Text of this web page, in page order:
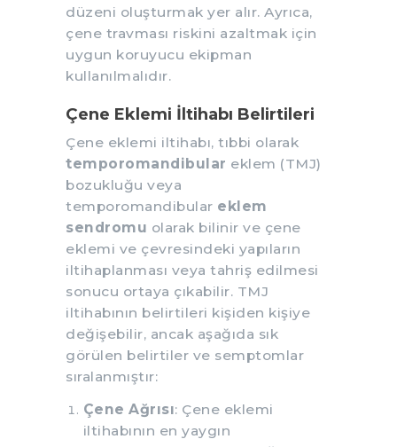
düzeni oluşturmak yer alır. Ayrıca,
çene travması riskini azaltmak için
uygun koruyucu ekipman
kullanılmalıdır.
Çene Eklemi İltihabı Belirtileri
Çene eklemi iltihabı, tıbbi olarak
temporomandibular eklem (TMJ)
bozukluğu veya
temporomandibular eklem
sendromu olarak bilinir ve çene
eklemi ve çevresindeki yapıların
iltihaplanması veya tahriş edilmesi
sonucu ortaya çıkabilir. TMJ
iltihabının belirtileri kişiden kişiye
değişebilir, ancak aşağıda sık
görülen belirtiler ve semptomlar
sıralanmıştır:
Çene Ağrısı: Çene eklemi
iltihabının en yaygın